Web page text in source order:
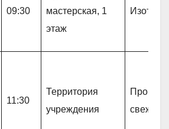
09:30
мастерская, 1
этаж
11:30
Территория
учреждения
свежем